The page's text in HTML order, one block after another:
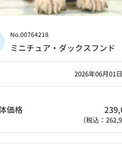
No.00764218
ミニチュア・ダックスフンド
2026年06月01
価格
（税込：